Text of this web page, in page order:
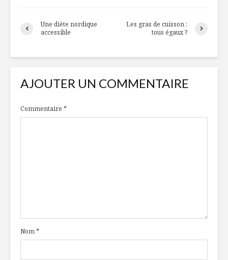
Une diète nordique
accessible
Les gras de cuisson :
tous égaux ?
AJOUTER UN COMMENTAIRE
Commentaire *
Nom*